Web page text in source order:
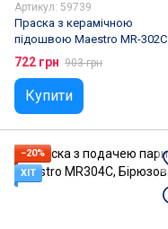
Артикул: 59739
Праска з керамічною
підошвою Maestro MR-302C
722 грн 903 грн
Купити
−20%
ХІТ